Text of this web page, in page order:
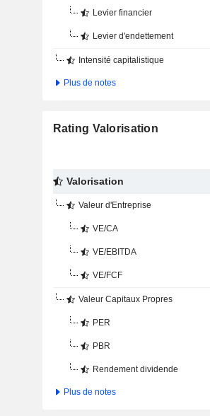
Levier financier
Levier d'endettement
Intensité capitalistique
Plus de notes
Rating Valorisation
Valorisation
Valeur d'Entreprise
VE/CA
VE/EBITDA
VE/FCF
Valeur Capitaux Propres
PER
PBR
Rendement dividende
Plus de notes